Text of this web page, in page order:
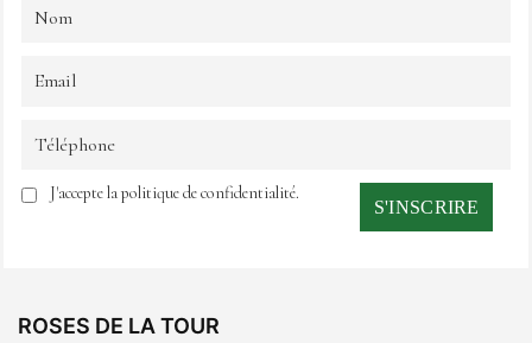
J'accepte la politique de confidentialité.
ROSES DE LA TOUR